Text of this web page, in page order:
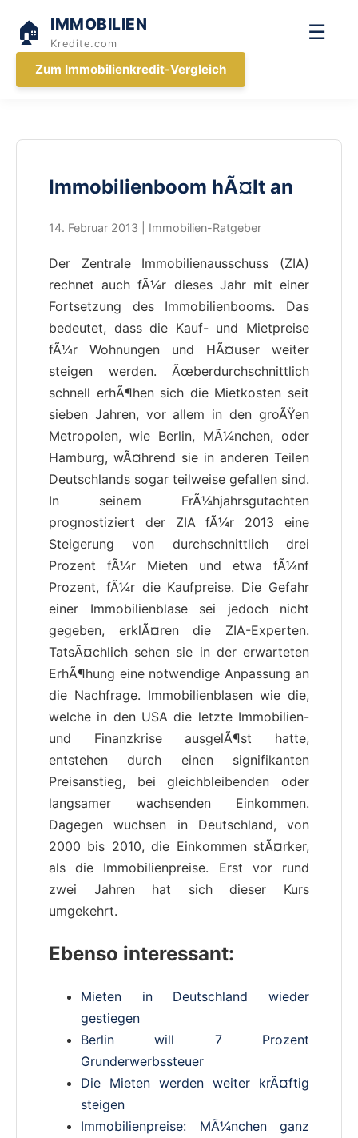
🏠 IMMOBILIEN
Kredite.com ☰
Zum Immobilienkredit-Vergleich
Immobilienboom hÃ¤lt an
14. Februar 2013 | Immobilien-Ratgeber
Der Zentrale Immobilienausschuss (ZIA)
rechnet auch fÃ¼r dieses Jahr mit einer
Fortsetzung des Immobilienbooms. Das
bedeutet, dass die Kauf- und Mietpreise
fÃ¼r Wohnungen und HÃ¤user weiter
steigen werden. Ãœberdurchschnittlich
schnell erhÃ¶hen sich die Mietkosten seit
sieben Jahren, vor allem in den groÃŸen
Metropolen, wie Berlin, MÃ¼nchen, oder
Hamburg, wÃ¤hrend sie in anderen Teilen
Deutschlands sogar teilweise gefallen sind.
In seinem FrÃ¼hjahrsgutachten
prognostiziert der ZIA fÃ¼r 2013 eine
Steigerung von durchschnittlich drei
Prozent fÃ¼r Mieten und etwa fÃ¼nf
Prozent, fÃ¼r die Kaufpreise. Die Gefahr
einer Immobilienblase sei jedoch nicht
gegeben, erklÃ¤ren die ZIA-Experten.
TatsÃ¤chlich sehen sie in der erwarteten
ErhÃ¶hung eine notwendige Anpassung an
die Nachfrage. Immobilienblasen wie die,
welche in den USA die letzte Immobilien-
und Finanzkrise ausgelÃ¶st hatte,
entstehen durch einen signifikanten
Preisanstieg, bei gleichbleibenden oder
langsamer wachsenden Einkommen.
Dagegen wuchsen in Deutschland, von
2000 bis 2010, die Einkommen stÃ¤rker,
als die Immobilienpreise. Erst vor rund
zwei Jahren hat sich dieser Kurs
umgekehrt.
Ebenso interessant:
Mieten in Deutschland wieder
gestiegen
Berlin will 7 Prozent
Grunderwerbssteuer
Die Mieten werden weiter krÃ¤ftig
steigen
Immobilienpreise: MÃ¼nchen ganz